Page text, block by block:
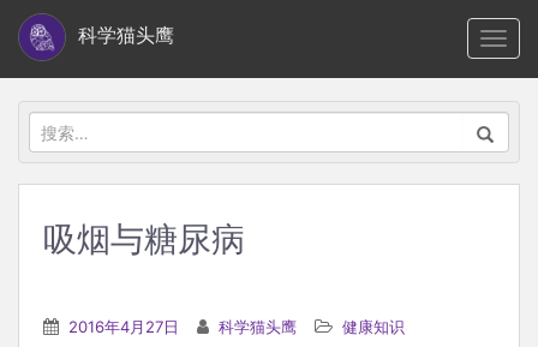
i
科学猫头鹰
搜
索：
吸烟与糖尿病
2016年4月27日 科学猫头鹰 健康知识